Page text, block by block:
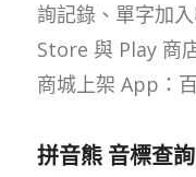
詢記錄、單字加
Store 與 Play 商
商城上架 App：
拼音熊 音標查